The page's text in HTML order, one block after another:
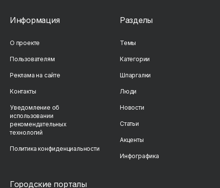
Информация
О проекте
Пользователям
Реклама на сайте
Контакты
Уведомление об
использовании
рекомендательных
технологий
Политика конфиденциальности
Разделы
Темы
Категории
Шпаргалки
Люди
Новости
Статьи
Акценты
Инфографика
Городские порталы